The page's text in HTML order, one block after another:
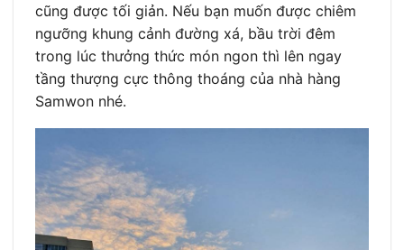
cũng được tối giản. Nếu bạn muốn được chiêm
ngưỡng khung cảnh đường xá, bầu trời đêm
trong lúc thưởng thức món ngon thì lên ngay
tầng thượng cực thông thoáng của nhà hàng
Samwon nhé.